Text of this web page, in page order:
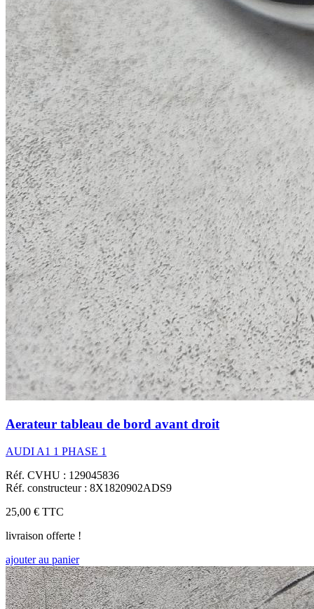
Aerateur tableau de bord avant droit
AUDI A1 1 PHASE 1
Réf. CVHU : 129045836
Réf. constructeur : 8X1820902ADS9
25,00 € TTC
livraison offerte !
ajouter au panier